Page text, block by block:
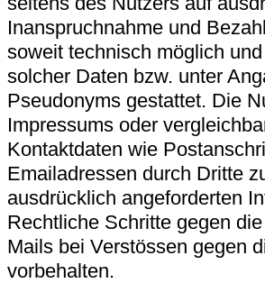
Inanspruchnahme und
soweit technisch möglich
solcher Daten bzw. unter
Pseudonyms gestattet. Die
Impressums oder
Kontaktdaten wie
Emailadressen durch Dritte
ausdrücklich angeforderten
Rechtliche Schritte gegen
Mails bei Verstössen gegen
vorbehalten.